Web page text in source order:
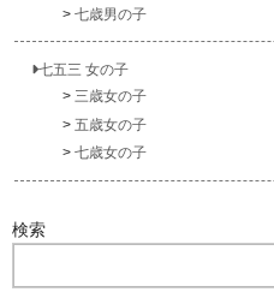
七歳男の子
七五三 女の子
三歳女の子
五歳女の子
七歳女の子
検索